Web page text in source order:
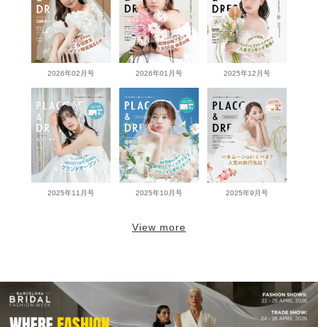
2026年02月号 2026年01月号 2025年12月号
2025年11月号 2025年10月号 2025年9月号
View more